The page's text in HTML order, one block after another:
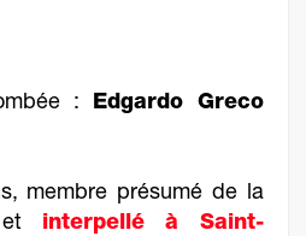
: Edgardo Greco
membre présumé de la
et interpellé à Saint-